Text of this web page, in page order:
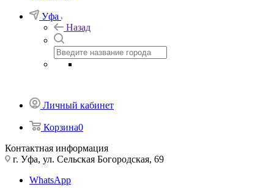
Уфа
Назад
Личный кабинет
Корзина0
Контактная информация
г. Уфа, ул. Сельская Богородская, 69
WhatsApp